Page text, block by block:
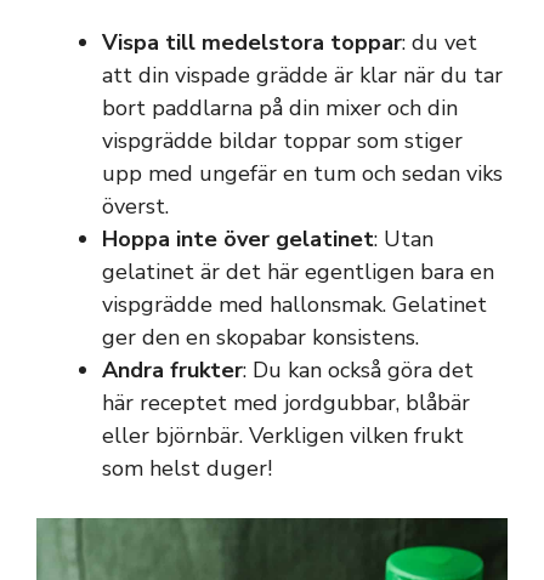
Vispa till medelstora toppar: du vet
att din vispade grädde är klar när du tar
bort paddlarna på din mixer och din
vispgrädde bildar toppar som stiger
upp med ungefär en tum och sedan viks
överst.
Hoppa inte över gelatinet: Utan
gelatinet är det här egentligen bara en
vispgrädde med hallonsmak. Gelatinet
ger den en skopabar konsistens.
Andra frukter: Du kan också göra det
här receptet med jordgubbar, blåbär
eller björnbär. Verkligen vilken frukt
som helst duger!